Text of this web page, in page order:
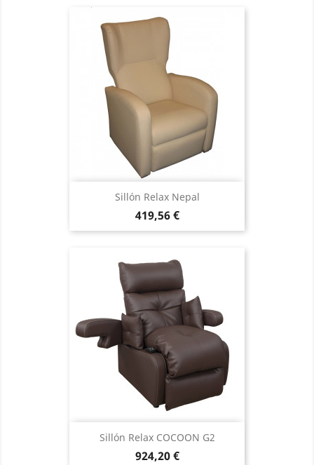
Sillón Relax Nepal
Precio
419,56 €
Sillón Relax COCOON G2
Precio
924,20 €